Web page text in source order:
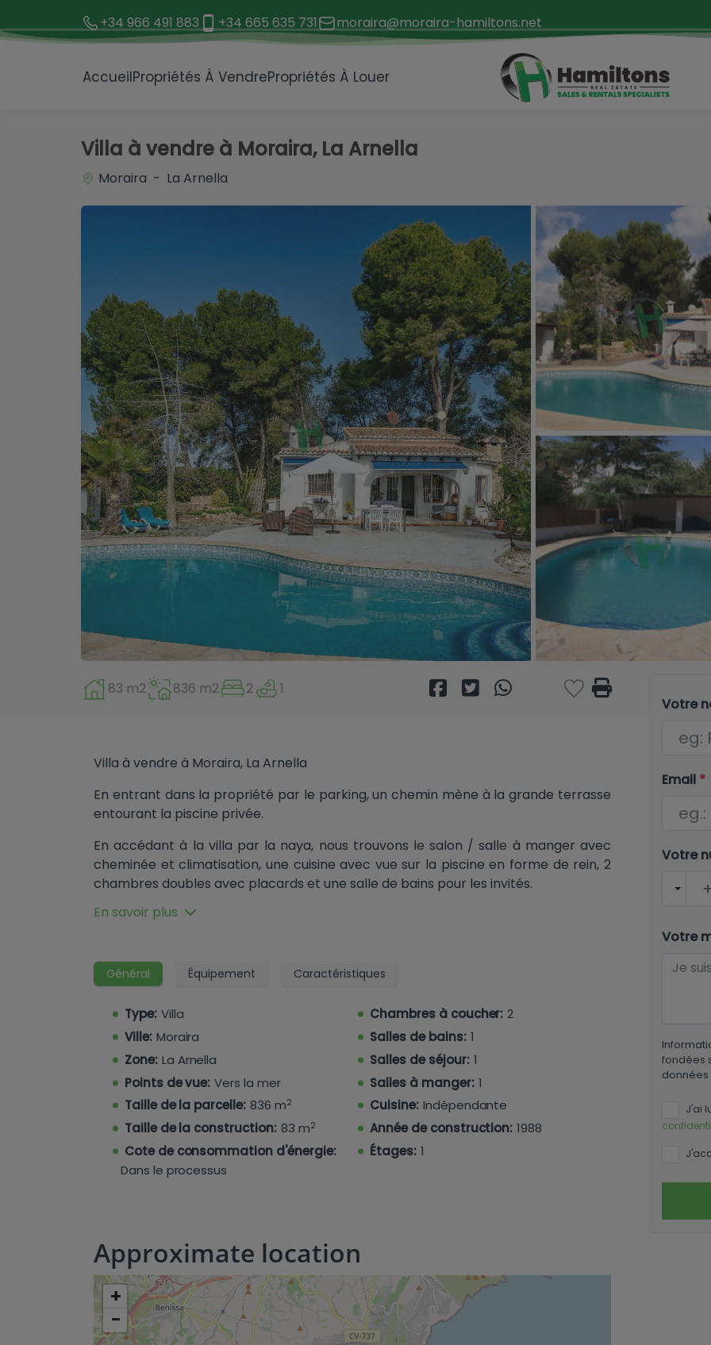
+34 966 491 883 +34 665 635 731 moraira@moraira-hamiltons.net
AccueilPropriétés À VendrePropriétés À Louer
Villa à vendre à Moraira, La Arnella
Moraira - La Arnella
83 m2 836 m2 2 1
Villa à vendre à Moraira, La Arnella
En entrant dans la propriété par le parking, un chemin mène à la grande terrasse
entourant la piscine privée.
En accédant à la villa par la naya, nous trouvons le salon / salle à manger avec
cheminée et climatisation, une cuisine avec vue sur la piscine en forme de rein, 2
chambres doubles avec placards et une salle de bains pour les invités.
En savoir plus
Général Équipement Caractéristiques
Type: Villa Chambres à coucher: 2
Ville: Moraira Salles de bains: 1
Zone: La Arnella Salles de séjour: 1
Points de vue: Vers la mer Salles à manger: 1
Taille de la parcelle: 836 m2 Cuisine: Indépendante
Taille de la construction: 83 m2 Année de construction: 1988
Cote de consommation d'énergie:
Dans le processus
Étages: 1
Approximate location
+
−
Votre
Email *
Votre
Votre
fondées
données
J'ai
1 / 36